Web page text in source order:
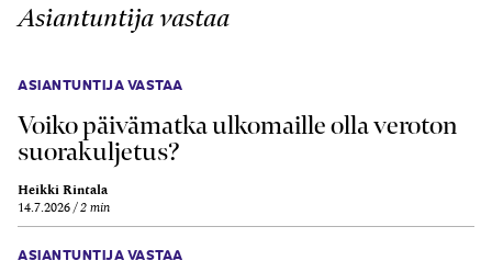
Asiantuntija vastaa
ASIANTUNTIJA VASTAA
Voiko päivämatka ulkomaille olla veroton
suorakuljetus?
Heikki Rintala
14.7.2026 2 min
ASIANTUNTIJA VASTAA